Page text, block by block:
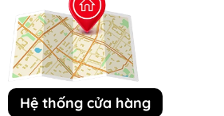
Hệ thống cửa hàng